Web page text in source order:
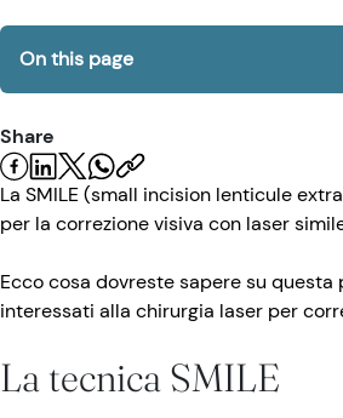
On this page
Share
La SMILE (small incision lenticule
per la correzione visiva con laser
Ecco cosa dovreste sapere su
interessati alla chirurgia laser per
La tecnica SMILE